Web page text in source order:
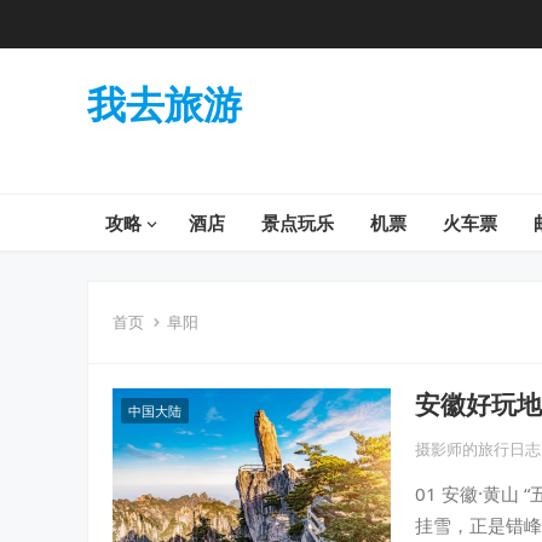
我去旅游
攻略 酒店 景点玩乐 机票 火车票
首页 阜阳
中国大陆 安徽好玩
摄影师的旅行日志
01 安徽·黄山
挂雪，正是错